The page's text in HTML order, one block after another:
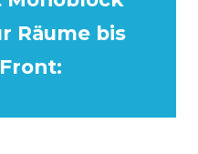
Räume bis